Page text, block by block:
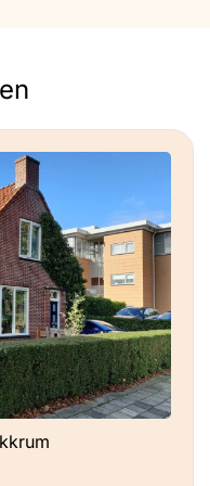
piepschuim
afmetingen
te komen
in de
de afzuigkap en
zodat
naar binnen
opviel dat de
van de hele
Kierdichting:
de